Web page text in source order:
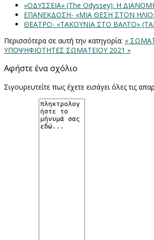
«ΟΔΥΣΣΕΙΑ» (The Odyssey): Η
ΕΠΑΝΕΚΔΟΣΗ- «ΜΙΑ ΘΕΣΗ ΣΤΟΝ
ΘΕΑΤΡΟ- «ΤΑΚΟΥΝΙΑ ΣΤΟ ΒΑΛΤΟ»
Περισσότερα σε αυτή την κατηγορία: «
ΥΠΟΨΗΦΙΟΤΗΤΕΣ ΣΩΜΑΤΕΙΟΥ 2021 »
Αφήστε ένα σχόλιο
Σιγουρευτείτε πως έχετε εισάγει όλες τις